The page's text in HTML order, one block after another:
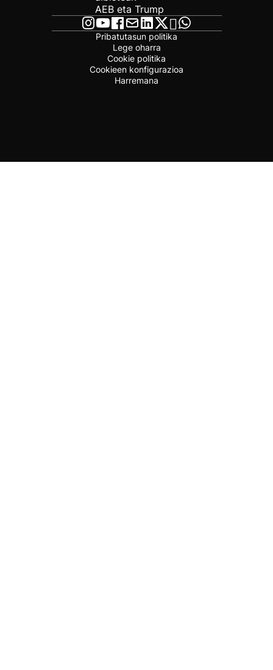
AEB eta Trump
Pribatutasun politika
Lege oharra
Cookie politika
Cookieen konfigurazioa
Harremana